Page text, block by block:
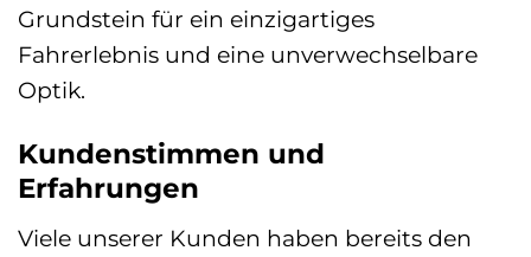
Grundstein für ein einzigartiges
Fahrerlebnis und eine unverwechselbare
Optik.
Kundenstimmen und
Erfahrungen
Viele unserer Kunden haben bereits den